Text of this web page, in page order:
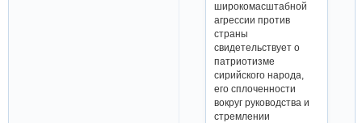
широкомасштабной
агрессии против
страны
свидетельствует о
патриотизме
сирийского народа,
его сплоченности
вокруг руководства и
стремлении